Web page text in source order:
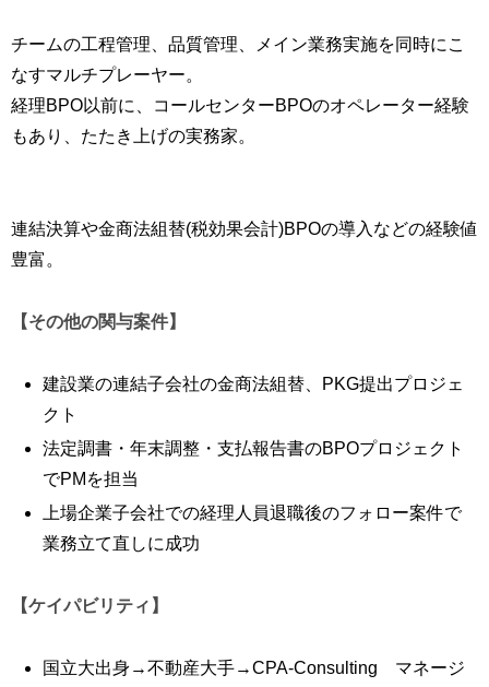
チームの工程管理、品質管理、メイン業務実施を同時にこ
なすマルチプレーヤー。
経理BPO以前に、コールセンターBPOのオペレーター経験
もあり、たたき上げの実務家。
連結決算や金商法組替(税効果会計)BPOの導入などの経験値
豊富。
【その他の関与案件】
建設業の連結子会社の金商法組替、PKG提出プロジェ
クト
法定調書・年末調整・支払報告書のBPOプロジェクト
でPMを担当
上場企業子会社での経理人員退職後のフォロー案件で
業務立て直しに成功
【ケイパビリティ】
国立大出身→不動産大手→CPA-Consulting マネージ